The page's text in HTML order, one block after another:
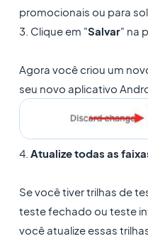
promocionais ou para
3. Clique em "Salvar" na
Agora você criou um
seu novo aplicativo
4. Atualize todas as
Se você tiver trilhas de
teste fechado ou teste
você atualize essas